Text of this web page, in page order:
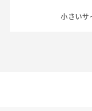
小さいサ